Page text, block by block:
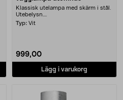
Klassisk utelampa med skärm i stål.
Utebelysn....
Typ: Vit
999,00
Lägg i varukorg